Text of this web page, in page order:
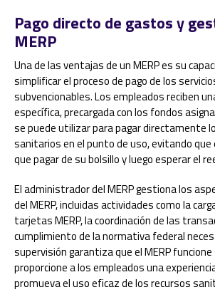
Pago directo de gastos y
MERP
Una de las ventajas de un MERP es su
simplificar el proceso de pago de los
subvencionables. Los empleados reciben
específica, precargada con los fondos
se puede utilizar para pagar directamente
sanitarios en el punto de uso, evitando
que pagar de su bolsillo y luego esperar el
El administrador del MERP gestiona los
del MERP, incluidas actividades como la
tarjetas MERP, la coordinación de las
cumplimiento de la normativa federal
supervisión garantiza que el MERP
proporcione a los empleados una
promueva el uso eficaz de los recursos